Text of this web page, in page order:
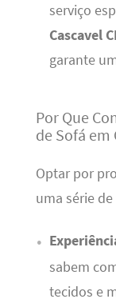
serviço
Cascavel
garante
Por Que
de Sofá em
Optar por
uma série
sabem
tecidos e